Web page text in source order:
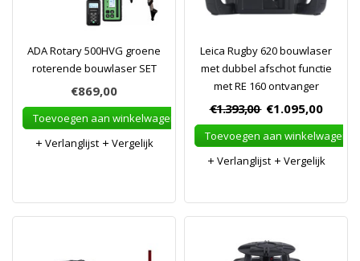
ADA Rotary 500HVG groene
roterende bouwlaser SET
€869,00
Toevoegen aan winkelwagen
Verlanglijst
Vergelijk
Leica Rugby 620 bouwlaser
met dubbel afschot functie
met RE 160 ontvanger
€1.393,00 €1.095,00
Toevoegen aan winkelwagen
Verlanglijst
Vergelijk